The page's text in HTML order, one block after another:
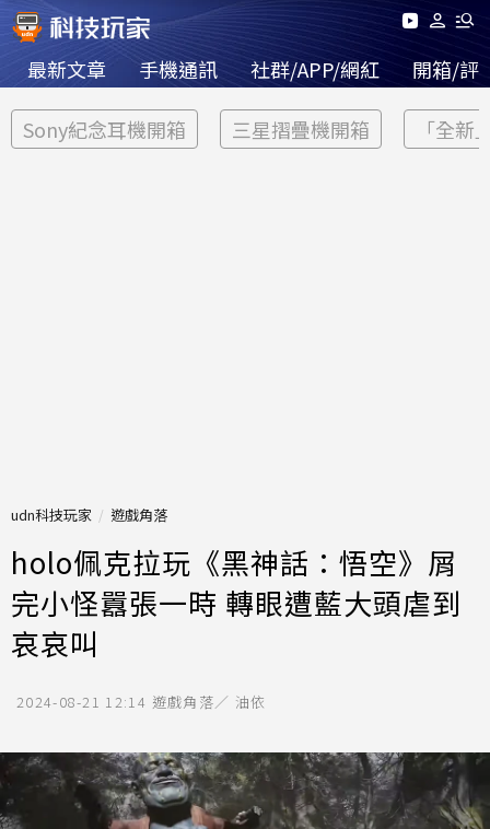
最新文章 手機通訊 社群/APP/網紅 開箱/評
Sony紀念耳機開箱 三星摺疊機開箱 「全新
udn科技玩家 遊戲角落
holo佩克拉玩《黑神話：悟空》屑
完小怪囂張一時 轉眼遭藍大頭虐到
哀哀叫
2024-08-21 12:14 遊戲角落／ 油依